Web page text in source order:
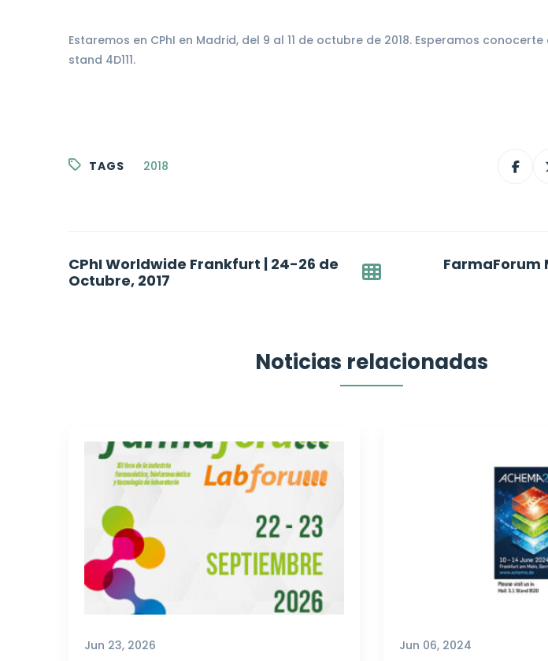
Estaremos en CPhI en Madrid, del 9 al 11 de octubre de 2018. Esperamos conocerte
stand 4D111.
TAGS 2018
Post
navigation
CPhI Worldwide Frankfurt | 24-26 de
Octubre, 2017
FarmaForum
Noticias relacionadas
Jun 23, 2026 Jun 06, 2024